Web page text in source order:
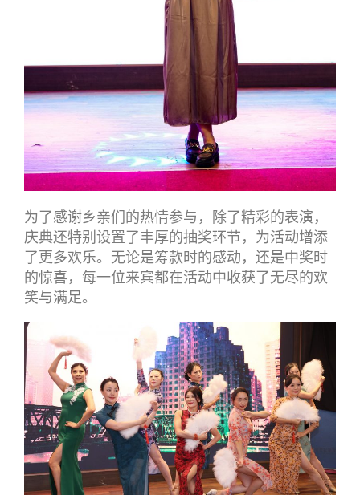
为了感谢乡亲们的热情参与，除了精彩的表演，
庆典还特别设置了丰厚的抽奖环节，为活动增添
了更多欢乐。无论是筹款时的感动，还是中奖时
的惊喜，每一位来宾都在活动中收获了无尽的欢
笑与满足。